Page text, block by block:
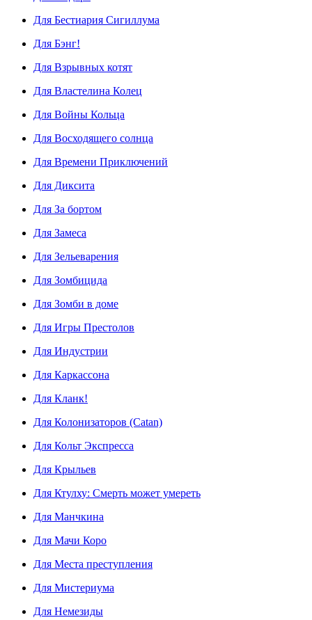
Для Бестиария Сигиллума
Для Бэнг!
Для Взрывных котят
Для Властелина Колец
Для Войны Кольца
Для Восходящего солнца
Для Времени Приключений
Для Диксита
Для За бортом
Для Замеса
Для Зельеварения
Для Зомбицида
Для Зомби в доме
Для Игры Престолов
Для Индустрии
Для Каркассона
Для Кланк!
Для Колонизаторов (Catan)
Для Кольт Экспресса
Для Крыльев
Для Ктулху: Смерть может умереть
Для Манчкина
Для Мачи Коро
Для Места преступления
Для Мистериума
Для Немезиды